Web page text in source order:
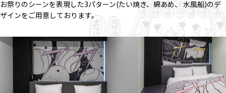
お祭りのシーンを表現した3パターン(たい焼き、綿あめ、 水風船)のデ
ザインをご用意しております。